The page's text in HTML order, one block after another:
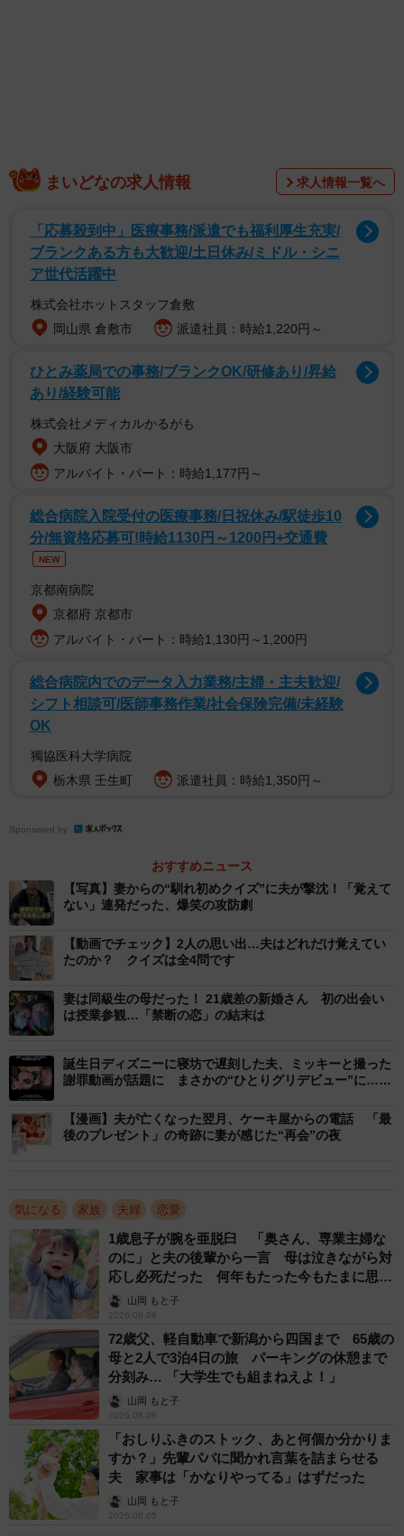
馴れ初めクイズを始める妻・ひかりさん／「ひかりとよしゆき」さん
さん（@hikayoshifuufu）提供
2人は高校1年生で同じクラスになったのが最初の出会いで
した。ひかりさんがよしゆきさんに約1年間片思いをした
まいどなの求人情報 求人情報一覧へ
「応募殺到中」医療事務/派遣でも福利厚生充実/
ブランクある方も大歓迎/土日休み/ミドル・シニ
ア世代活躍中
株式会社ホットスタッフ倉敷
岡山県 倉敷市
派遣社員：時給1,220円～
ひとみ薬局での事務/ブランクOK/研修あり/昇給
あり/経験可能
株式会社メディカルかるがも
大阪府 大阪市
アルバイト・パート：時給1,177円～
総合病院入院受付の医療事務/日祝休み/駅徒歩10
分/無資格応募可!時給1130円～1200円+交通費
NEW
京都南病院
京都府 京都市
アルバイト・パート：時給1,130円～1,200円
総合病院内でのデータ入力業務/主婦・主夫歓迎/
シフト相談可/医師事務作業/社会保険完備/未経験
OK
獨協医科大学病院
栃木県 壬生町
派遣社員：時給1,350円～
Sponsored by
おすすめニュース
【写真】妻からの“馴れ初めクイズ”に夫が撃沈！「覚えて
ない」連発だった、爆笑の攻防劇
【動画でチェック】2人の思い出…夫はどれだけ覚えてい
たのか？ クイズは全4問です
妻は同級生の母だった！ 21歳差の新婚さん 初の出会い
は授業参観…「禁断の恋」の結末は
誕生日ディズニーに寝坊で遅刻した夫、ミッキーと撮った
謝罪動画が話題に まさかの“ひとりグリデビュー”に…妻
【漫画】夫が亡くなった翌月、ケーキ屋からの電話 「最
後のプレゼント」の奇跡に妻が感じた“再会”の夜
気になる 家族 夫婦 恋愛
1歳息子が腕を亜脱臼 「奥さん、専業主婦な
のに」と夫の後輩から一言 母は泣きながら対
応し必死だった 何年もたった今もたまに思い
出し…山岡 もと子
2026.08.06
72歳父、軽自動車で新潟から四国まで 65歳の
母と2人で3泊4日の旅 パーキングの休憩まで
分刻み… 「大学生でも組まねえよ！」
山岡 もと子
2026.08.06
「おしりふきのストック、あと何個か分かりま
すか？」先輩パパに聞かれ言葉を詰まらせる
夫 家事は「かなりやってる」はずだった
山岡 もと子
2026.08.05